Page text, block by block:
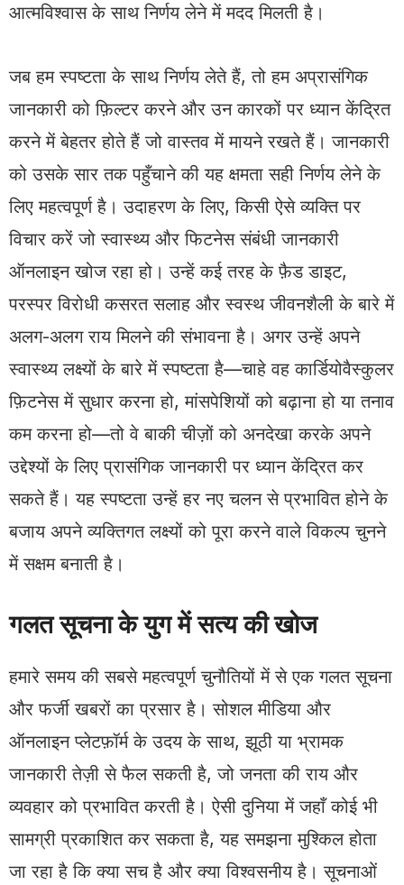
आत्मविश्वास के साथ निर्णय लेने में मदद मिलती है।
जब हम स्पष्टता के साथ निर्णय लेते हैं, तो हम अप्रासंगिक
जानकारी को फ़िल्टर करने और उन कारकों पर ध्यान केंद्रित
करने में बेहतर होते हैं जो वास्तव में मायने रखते हैं। जानकारी
को उसके सार तक पहुँचाने की यह क्षमता सही निर्णय लेने के
लिए महत्वपूर्ण है। उदाहरण के लिए, किसी ऐसे व्यक्ति पर
विचार करें जो स्वास्थ्य और फिटनेस संबंधी जानकारी
ऑनलाइन खोज रहा हो। उन्हें कई तरह के फ़ैड डाइट,
परस्पर विरोधी कसरत सलाह और स्वस्थ जीवनशैली के बारे में
अलग-अलग राय मिलने की संभावना है। अगर उन्हें अपने
स्वास्थ्य लक्ष्यों के बारे में स्पष्टता है—चाहे वह कार्डियोवैस्कुलर
फ़िटनेस में सुधार करना हो, मांसपेशियों को बढ़ाना हो या तनाव
कम करना हो—तो वे बाकी चीज़ों को अनदेखा करके अपने
उद्देश्यों के लिए प्रासंगिक जानकारी पर ध्यान केंद्रित कर
सकते हैं। यह स्पष्टता उन्हें हर नए चलन से प्रभावित होने के
बजाय अपने व्यक्तिगत लक्ष्यों को पूरा करने वाले विकल्प चुनने
में सक्षम बनाती है।
गलत सूचना के युग में सत्य की खोज
हमारे समय की सबसे महत्वपूर्ण चुनौतियों में से एक गलत सूचना
और फर्जी खबरों का प्रसार है। सोशल मीडिया और
ऑनलाइन प्लेटफ़ॉर्म के उदय के साथ, झूठी या भ्रामक
जानकारी तेज़ी से फैल सकती है, जो जनता की राय और
व्यवहार को प्रभावित करती है। ऐसी दुनिया में जहाँ कोई भी
सामग्री प्रकाशित कर सकता है, यह समझना मुश्किल होता
जा रहा है कि क्या सच है और क्या विश्वसनीय है। सूचनाओं